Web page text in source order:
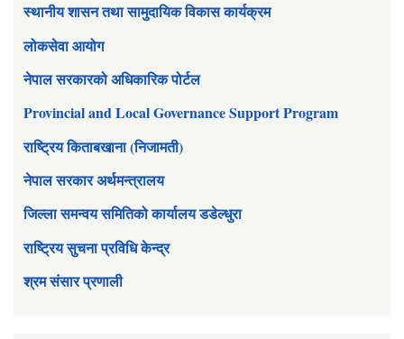
स्थानीय शासन तथा सामुदायिक विकास कार्यक्रम
लोकसेवा आयोग
नेपाल सरकारको अधिकारिक पोर्टल
Provincial and Local Governance Support Program
राष्ट्रिय किताबखाना (निजामती)
नेपाल सरकार अर्थमन्त्रालय
जिल्ला समन्वय समितिको कार्यालय डडेल्धुरा
राष्ट्रिय सुचना प्रविधि केन्द्र
श्रम संसार प्रणाली